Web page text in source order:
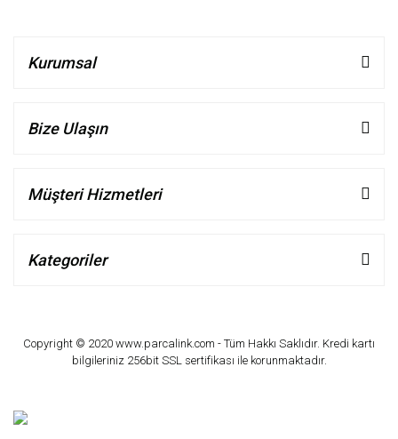
Kurumsal
Bize Ulaşın
Müşteri Hizmetleri
Kategoriler
Copyright © 2020 www.parcalink.com - Tüm Hakkı Saklıdır. Kredi kartı
bilgileriniz 256bit SSL sertifikası ile korunmaktadır.